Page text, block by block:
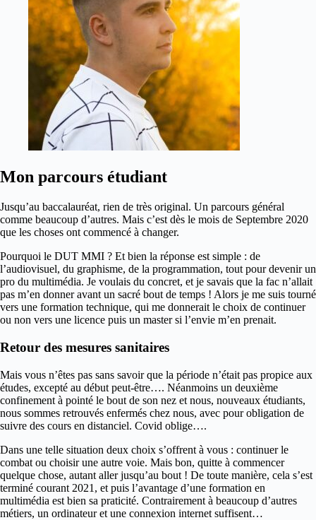
Mon parcours étudiant
Jusqu’au baccalauréat, rien de très original. Un parcours général
comme beaucoup d’autres. Mais c’est dès le mois de Septembre 2020
que les choses ont commencé à changer.
Pourquoi le DUT MMI ? Et bien la réponse est simple : de
l’audiovisuel, du graphisme, de la programmation, tout pour devenir un
pro du multimédia. Je voulais du concret, et je savais que la fac n’allait
pas m’en donner avant un sacré bout de temps ! Alors je me suis tourné
vers une formation technique, qui me donnerait le choix de continuer
ou non vers une licence puis un master si l’envie m’en prenait.
Retour des mesures sanitaires
Mais vous n’êtes pas sans savoir que la période n’était pas propice aux
études, excepté au début peut-être…. Néanmoins un deuxième
confinement à pointé le bout de son nez et nous, nouveaux étudiants,
nous sommes retrouvés enfermés chez nous, avec pour obligation de
suivre des cours en distanciel. Covid oblige….
Dans une telle situation deux choix s’offrent à vous : continuer le
combat ou choisir une autre voie. Mais bon, quitte à commencer
quelque chose, autant aller jusqu’au bout ! De toute manière, cela s’est
terminé courant 2021, et puis l’avantage d’une formation en
multimédia est bien sa praticité. Contrairement à beaucoup d’autres
métiers, un ordinateur et une connexion internet suffisent…